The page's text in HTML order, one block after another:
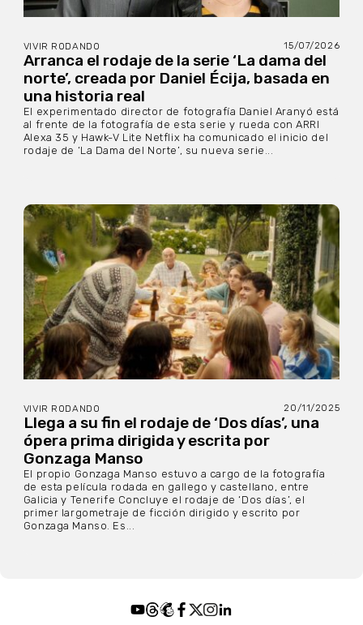
VIVIR RODANDO 15/07/2026
Arranca el rodaje de la serie ‘La dama del
norte’, creada por Daniel Écija, basada en
una historia real
El experimentado director de fotografía Daniel Aranyó está
al frente de la fotografía de esta serie y rueda con ARRI
Alexa 35 y Hawk-V Lite Netflix ha comunicado el inicio del
rodaje de ‘La Dama del Norte’, su nueva serie...
VIVIR RODANDO 20/11/2025
Llega a su fin el rodaje de ‘Dos días’, una
ópera prima dirigida y escrita por
Gonzaga Manso
El propio Gonzaga Manso estuvo a cargo de la fotografía
de esta película rodada en gallego y castellano, entre
Galicia y Tenerife Concluye el rodaje de ‘Dos días’, el
primer largometraje de ficción dirigido y escrito por
Gonzaga Manso. Es...